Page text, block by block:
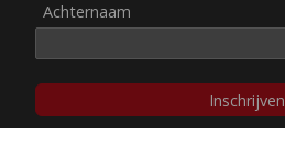
Achternaam
Inschrijven